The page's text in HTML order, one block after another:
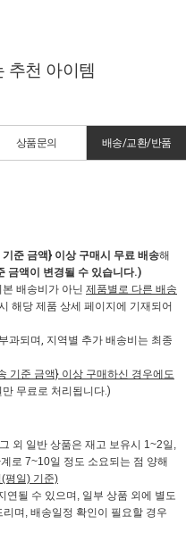
추천 아이템
상품문의 배송/교환/반품
기준 금액} 이상 구매시 무료 배송해
금액이 변경될 수 있습니다.)
배송비가 아닌 제품별로 다른 배송
해당 제품 상세 페이지에 기재되어
과되며, 지역별 추가 배송비는 최종
기준 금액} 이상 구매하신 경우에도
무료로 처리됩니다.)
외 일반 상품은 재고 보유시 1~2일,
로 7~10일 정도 소요되는 점 양해
평일) 기준)
될 수 있으며, 일부 상품 외에 별도
며, 배송일정 확인이 필요할 경우